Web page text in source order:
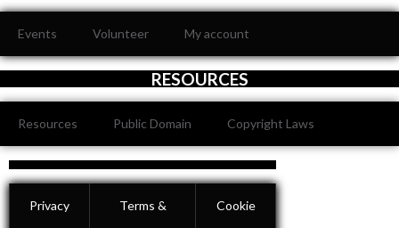
Events Volunteer My account
RESOURCES
Resources Public Domain Copyright Laws
Privacy Terms & Cookie